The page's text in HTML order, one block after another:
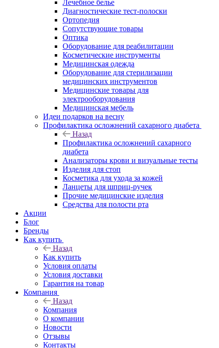
Лечебное белье
Диагностические тест-полоски
Ортопедия
Сопутствующие товары
Оптика
Оборудование для реабилитации
Косметические инструменты
Медицинская одежда
Оборудование для стерилизации
медицинских инструментов
Медицинские товары для
электрооборудования
Медицинская мебель
Идеи подарков на весну
Профилактика осложнений сахарного диабета
Назад
Профилактика осложнений сахарного
диабета
Анализаторы крови и визуальные тесты
Изделия для стоп
Косметика для ухода за кожей
Ланцеты для шприц-ручек
Прочие медицинские изделия
Средства для полости рта
Акции
Блог
Бренды
Как купить
Назад
Как купить
Условия оплаты
Условия доставки
Гарантия на товар
Компания
Назад
Компания
О компании
Новости
Отзывы
Контакты